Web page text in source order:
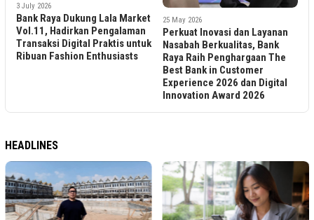
3 July 2026
Bank Raya Dukung Lala Market
Vol.11, Hadirkan Pengalaman
Transaksi Digital Praktis untuk
Ribuan Fashion Enthusiasts
25 May 2026
Perkuat Inovasi dan Layanan
Nasabah Berkualitas, Bank
Raya Raih Penghargaan The
Best Bank in Customer
Experience 2026 dan Digital
Innovation Award 2026
HEADLINES